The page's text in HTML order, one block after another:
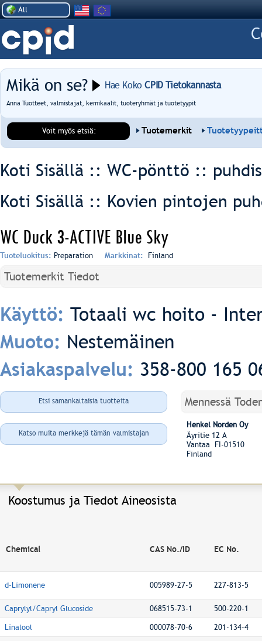
All
Mikä on se? Hae Koko CPID Tietokannasta
Anna Tuotteet, valmistajat, kemikaalit, tuoteryhmät ja tuotetyypit
Voit myös etsiä: Tuotemerkit
Koti Sisällä :: WC-pönttö ::
Koti Sisällä :: Kovien pintojen
WC Duck 3-ACTIVE Blue Sky
Tuoteluokitus: Preparation Markkinat: Finland
Tuotemerkit Tiedot
Käyttö: Totaali wc hoito -
Muoto: Nestemäinen
Asiakaspalvelu: 358-800 165
Etsi samankaltaisia tuotteita
Katso muita merkkejä tämän valmistajan
Mennessä
Henkel Norden Oy
Äyritie 12 A
Vantaa FI-01510
Finland
Koostumus ja Tiedot Aineosista
Chemical CAS No./ID EC No.
d-Limonene 005989-27-5 227-813-5
Caprylyl/Capryl Glucoside 068515-73-1 500-220-1
Linalool 000078-70-6 201-134-4